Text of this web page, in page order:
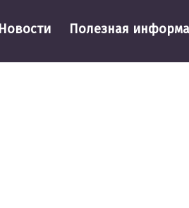
Новости Полезная